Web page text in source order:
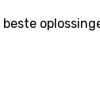
beste